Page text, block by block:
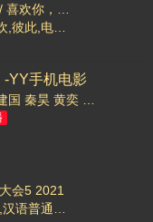
也是 第三季
影,一座,季将
-YY手机电影
国 秦昊 黄奕
会5 2021
大会5,2021,吐槽大会第五季